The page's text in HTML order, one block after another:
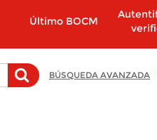
Último BOCM
BÚSQUEDA AVANZADA